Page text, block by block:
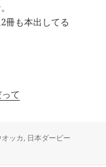
冊も本出してる
て
オッカ, 日本ダービー
に